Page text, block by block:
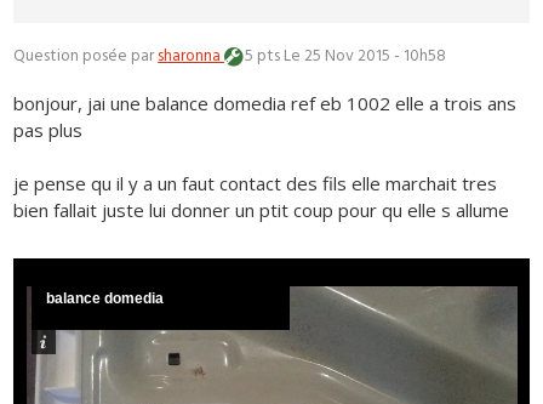
Question posée parsharonna 5 ptsLe 25 Nov 2015 - 10h58
bonjour, jai une balance domedia ref eb 1002 elle a trois ans
pas plus
je pense qu il y a un faut contact des fils elle marchait tres
bien fallait juste lui donner un ptit coup pour qu elle s allume
balance domedia